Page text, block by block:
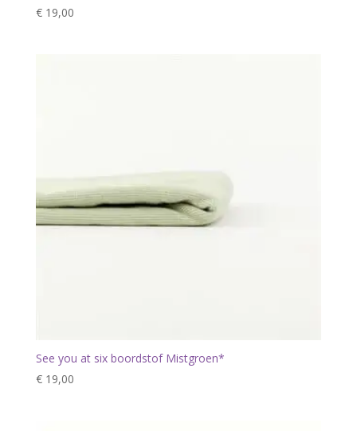
€19,00
See you at six boordstof Mistgroen*
€19,00